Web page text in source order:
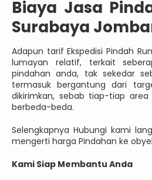
Biaya Jasa
Surabaya
Adapun tarif Ekspedisi Pindah
lumayan relatif, terkait
pindahan anda, tak sekedar
termasuk bergantung dari
dikirimkan, sebab tiap-tiap
berbeda-beda.
Selengkapnya Hubungi kami
mengerti harga Pindahan ke
Kami Siap Membantu Anda